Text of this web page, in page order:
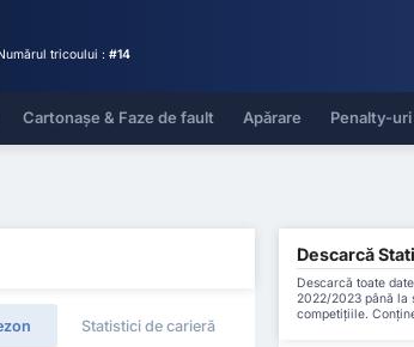
tricoului : #14
Cartonașe & Faze de fault Apărare Penalty-uri
Statistici de carieră
Descarcă
Descarcă toate
2022/2023 până la
competițiile.